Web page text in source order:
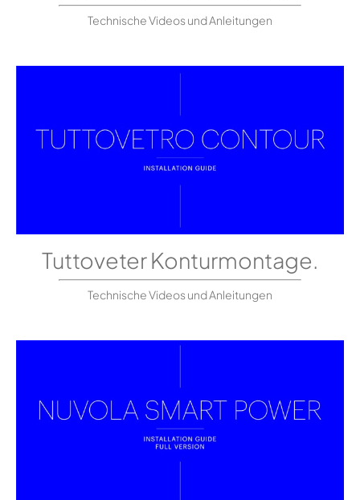
Technische Videos und Anleitungen
Tuttoveter Konturmontage.
Technische Videos und Anleitungen